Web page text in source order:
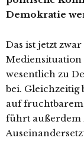
Demokratie
Das ist jetzt
wesentlich zu
bei. Gleichzeitig
auf fruchtbarem
führt außerdem